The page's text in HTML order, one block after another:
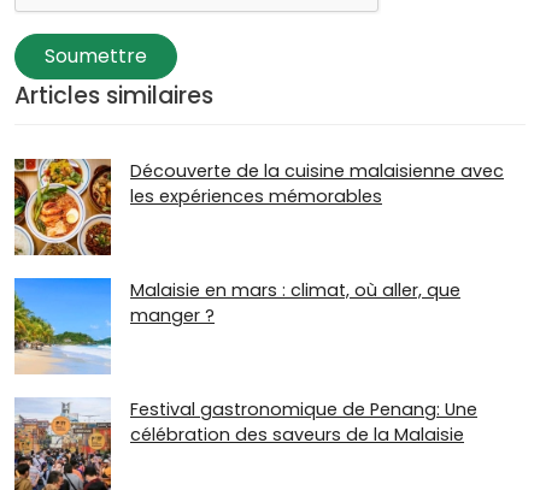
Soumettre
Articles similaires
Découverte de la cuisine malaisienne avec
les expériences mémorables
Malaisie en mars : climat, où aller, que
manger ?
Festival gastronomique de Penang: Une
célébration des saveurs de la Malaisie